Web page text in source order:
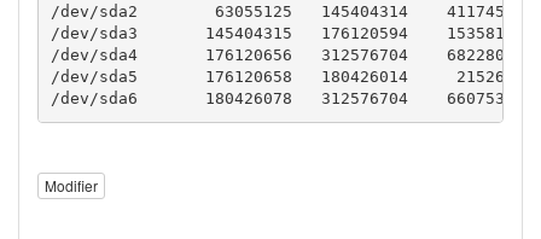
/dev/sda2        63055125   145404314    41174595
/dev/sda3       145404315   176120594    15358140
/dev/sda4       176120656   312576704
/dev/sda5       176120658   180426014
/dev/sda6       180426078   312576704
Modifier